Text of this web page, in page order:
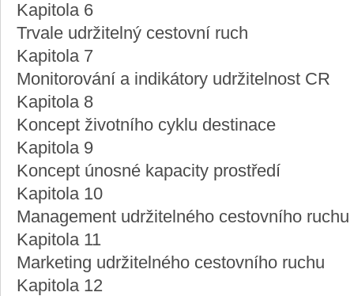
Kapitola 6
Trvale udržitelný cestovní ruch
Kapitola 7
Monitorování a indikátory udržitelnost CR
Kapitola 8
Koncept životního cyklu destinace
Kapitola 9
Koncept únosné kapacity prostředí
Kapitola 10
Management udržitelného cestovního ruchu
Kapitola 11
Marketing udržitelného cestovního ruchu
Kapitola 12